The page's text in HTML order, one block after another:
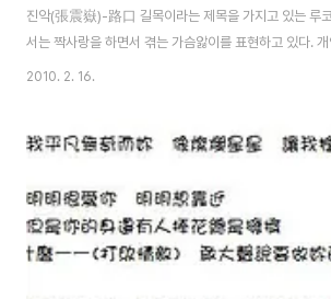
진악(張震嶽)-路口 길목이라는 제목을 가지고 있는 루
서는 짝사랑을 하면서 겪는 가슴앓이를 표현하고 있다.
에 나온 앨범에 주옥같은 노래들이 많은 것 같다. > 路
這路口 你說不愛我 放我在夜裡難過 連再見也不
真的分不出來 給的是不是真愛 遊戲 我玩不起來
路口 破碎的痴夢 丟到馬桶讓水流 本人依然沒救
我心很痛 深陷沼泥之中 沒有人救我 手機上都是
2010. 2. 16.